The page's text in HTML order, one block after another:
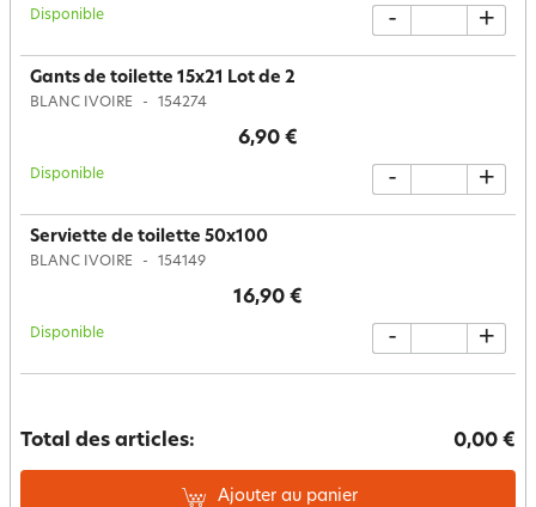
Disponible - +
Gants de toilette 15x21 Lot de 2
BLANC IVOIRE 154274
6,90 €
Disponible - +
Serviette de toilette 50x100
BLANC IVOIRE 154149
16,90 €
Disponible - +
Total des articles: 0,00 €
Ajouter au panier